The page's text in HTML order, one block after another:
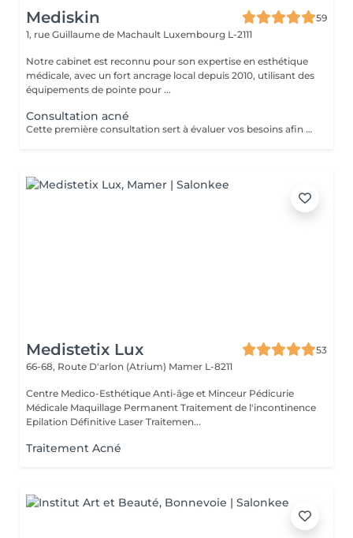
Mediskin
59
1, rue Guillaume de Machault Luxembourg L-2111
Notre cabinet est reconnu pour son expertise en esthétique
médicale, avec un fort ancrage local depuis 2010, utilisant des
équipements de pointe pour ...
Consultation acné
Cette première consultation sert à évaluer vos besoins afin de vous guider vers les soins sur mesure qui répondront au mieux. À cette occasion, toutes les informations nécessaires, telles que les contre-indications, les résultats attendus et autres détails importants, vous seront fournies pour assurer une prise en charge optimale et vous garantir un suivi personnalisé.
Medistetix Lux
53
66-68, Route D'arlon (Atrium) Mamer L-8211
Centre Medico-Esthétique Anti-âge et Minceur Pédicurie
Médicale Maquillage Permanent Traitement de l'incontinence
Epilation Définitive Laser Traitemen...
Traitement Acné